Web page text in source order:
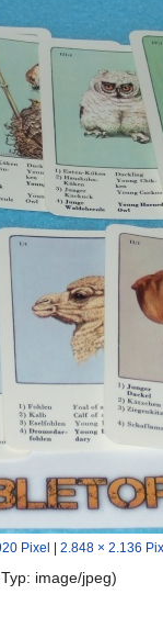
Pixel 2.848 × 2.136
image/jpeg)